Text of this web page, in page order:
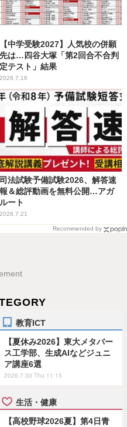
【中学受験2027】人気校の併願
先は…四谷大塚「第2回合不合判
定テスト」結果
2026.7.16
司法試験予備試験2026、解答速
報＆総評動画を無料公開…アガ
ルート
2026.7.21
Recommended by
教育ICT
【夏休み2026】東大メタバー
ス工学部、生成AIなどジュニ
ア講座6選
2026.7.30 Thu 11:15
生活・健康
【高校野球2026夏】第4日青